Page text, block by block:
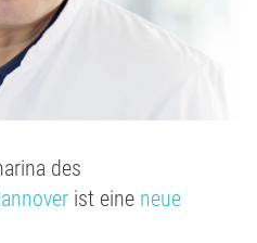
des
ist eine neue